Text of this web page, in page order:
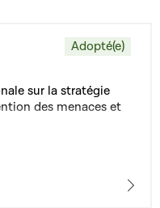
Adopté(e)
sur la stratégie
des menaces et